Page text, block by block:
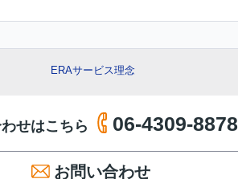
ERAサービス理念
せはこちら 06-4309-8878
お問い合わせ